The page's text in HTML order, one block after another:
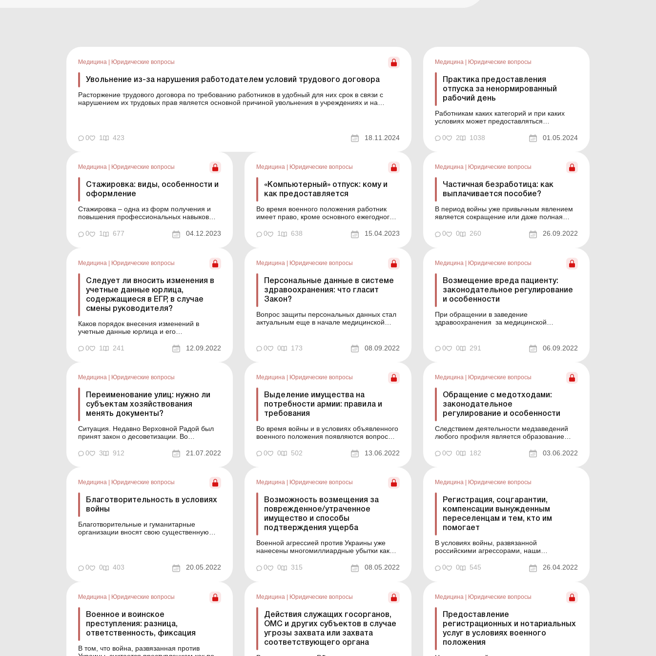
Медицина Юридические вопросы
Увольнение из-за нарушения работодателем условий трудового договора
Расторжение трудового договора по требованию работников в удобный для них срок в связи с
нарушением их трудовых прав является основной причиной увольнения в учреждениях и на
0 1 423 18.11.2024
Медицина Юридические вопросы
Практика предоставления
отпуска за ненормированный
рабочий день
Работникам каких категорий и при каких
условиях может предоставляться
отпуск за работу сверх установленной
нормы времени? Какими нормативными
актуальными, поэтому рассмотрим их в
консультации....
0 2 1038 01.05.2024
Медицина Юридические вопросы
Стажировка: виды, особенности и
оформление
Стажировка – одна из форм получения и
повышения профессиональных навыков
когда под стажировкой, которая имеет свои
особенности, некоторые работодатели
является неправильное оформление или...
0 1 677 04.12.2023
Медицина Юридические вопросы
«Компьютерный» отпуск: кому и
как предоставляется
Во время военного положения работник
имеет право, кроме основного ежегодного
Законом от 15.03.2022 № 2136-IX «Об
организации трудовых отношений в
однако частично ог...
0 1 638 15.04.2023
Медицина Юридические вопросы
Частичная безработица: как
выплачивается пособие?
В период войны уже привычным явлением
является сокращение или даже полная
объемов предоставления услуг и
выполнения работ. Это приводит к потерям
законный способ компенсации таких
потер...
0 0 260 26.09.2022
Медицина | Юридические вопросы
Следует ли вносить изменения в
учетные данные юрлица,
содержащиеся в ЕГР, в случае
смены руководителя?
Каков порядок внесения изменений в
учетные данные юрлица и его
содержащиеся в Едином реестре
юридических лиц, физических лиц –
назначении временно исполняющего
обязанности руководителя, ...
0 1 241 12.09.2022
Медицина | Юридические вопросы
Персональные данные в системе
здравоохранения: что гласит
Закон?
Вопрос защиты персональных данных стал
актуальным еще в начале медицинской
связанная с войной, вынуждает
потенциальных пациентов менять вместе с
0 0 173 08.09.2022
Медицина | Юридические вопросы
Возмещение вреда пациенту:
законодательное регулирование
и особенности
При обращении в заведение
здравоохранения за медицинской
Впрочем, на практике сталкиваемся со
случаями причинения вреда здоровью или
действующее ...
0 0 291 06.09.2022
Медицина Юридические вопросы
Переименование улиц: нужно ли
субъектам хозяйствования
менять документы?
Ситуация. Недавно Верховной Радой был
принят закон о десоветизации. Во
общины массово принимают решения о
переименовании улиц, населенных пунктов
расположено наше предприятие. Вопрос.
Нужно ли ...
0 3 912 21.07.2022
Медицина Юридические вопросы
Выделение имущества на
потребности армии: правила и
требования
Во время войны и в условиях объявленного
военного положения появляются вопросы,
движимого имущества на потребности ВСУ
или других воинских и вооруженных
порядке. Рассмотрим, как регулируется и...
0 0 502 13.06.2022
Медицина Юридические вопросы
Обращение с медотходами:
законодательное
регулирование и особенности
Следствием деятельности медзаведений
любого профиля является образование
отходов, которые могут быть потенциально
опасными для людей и окружающей среды.
которые обязательны к выполнению всеми
зав...
0 0 182 03.06.2022
Медицина Юридические вопросы
Благотворительность в условиях
войны
Благотворительные и гуманитарные
организации вносят свою существенную
законной деятельности таких организаций.
Невзирая на определенные трудности в
0 0 403 20.05.2022
Медицина Юридические вопросы
Возможность возмещения за
поврежденное/утраченное
имущество и способы
подтверждения ущерба
Военной агрессией против Украины уже
нанесены многомиллиардные убытки как
организациям всех форм собственности.
Оценить сейчас общий их объем крайне
продолжаются. Однако на освобожденных
от врага территориях следует начинать
неотложную ...
0 0 315 08.05.2022
Медицина Юридические вопросы
Регистрация, соцгарантии,
компенсации вынужденным
переселенцам и тем, кто им
помогает
В условиях войны, развязанной
российскими агрессорами, наши
покинуть свои дома и выехать для поиска
местожительства и работы в другие
сегодняшних возможностей государство и
местные громады делают все, чтобы их
поддержать. Предлагаем оз...
0 0 545 26.04.2022
Медицина | Юридические вопросы
Военное и воинское
преступления: разница,
ответственность, фиксация
В том, что война, развязанная против
Медицина | Юридические вопросы
Действия служащих госорганов,
ОМС и других субъектов в случае
угрозы захвата или захвата
соответствующего органа
Медицина | Юридические вопросы
Предоставление
регистрационных и нотариальных
услуг в условиях военного
положения